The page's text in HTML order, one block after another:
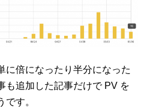
に倍になったり半分になった
も追加した記事だけで PV を
す。